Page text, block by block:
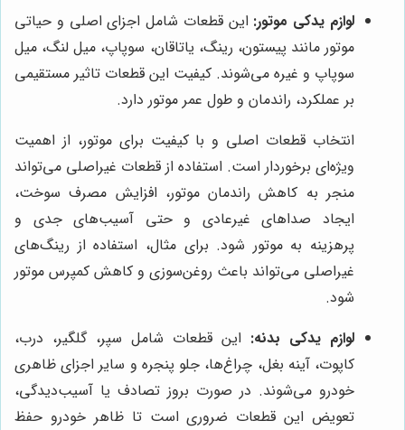
لوازم یدکی موتور: این قطعات شامل اجزای اصلی و حیاتی
موتور مانند پیستون، رینگ، یاتاقان، سوپاپ، میل لنگ، میل
سوپاپ و غیره می‌شوند. کیفیت این قطعات تاثیر مستقیمی
بر عملکرد، راندمان و طول عمر موتور دارد.
انتخاب قطعات اصلی و با کیفیت برای موتور، از اهمیت
ویژه‌ای برخوردار است. استفاده از قطعات غیراصلی می‌تواند
منجر به کاهش راندمان موتور، افزایش مصرف سوخت،
ایجاد صداهای غیرعادی و حتی آسیب‌های جدی و
پرهزینه به موتور شود. برای مثال، استفاده از رینگ‌های
غیراصلی می‌تواند باعث روغن‌سوزی و کاهش کمپرس موتور
شود.
لوازم یدکی بدنه: این قطعات شامل سپر، گلگیر، درب،
کاپوت، آینه بغل، چراغ‌ها، جلو پنجره و سایر اجزای ظاهری
خودرو می‌شوند. در صورت بروز تصادف یا آسیب‌دیدگی،
تعویض این قطعات ضروری است تا ظاهر خودرو حفظ